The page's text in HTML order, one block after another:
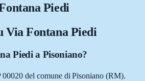
Piedi
Via Fontana Piedi
Piedi a Pisoniano?
del comune di Pisoniano (RM).